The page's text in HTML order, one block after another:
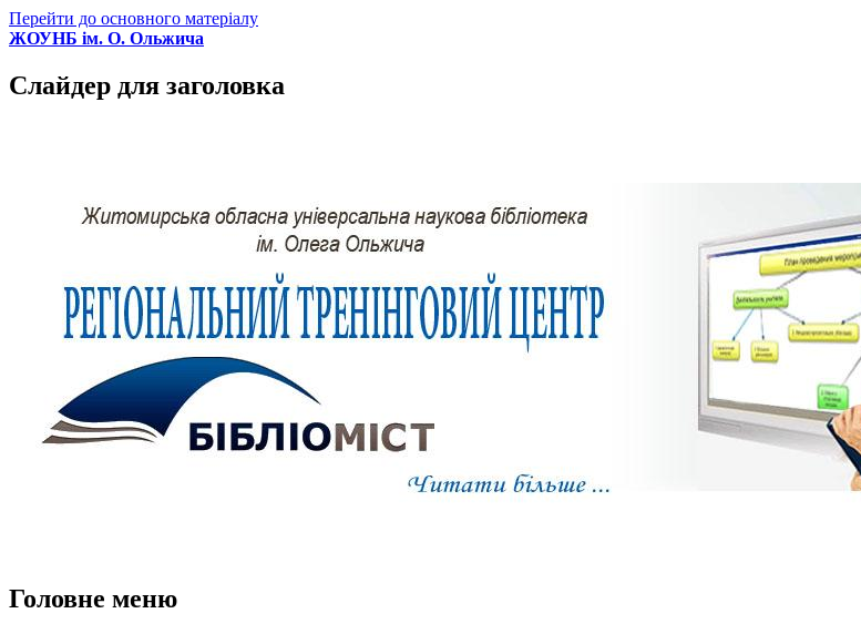
Перейти до основного матеріалу
ЖОУНБ ім. О. Ольжича
Слайдер для заголовка
Головне меню